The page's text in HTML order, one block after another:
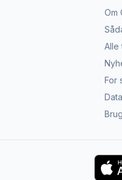
Om
Alle
For